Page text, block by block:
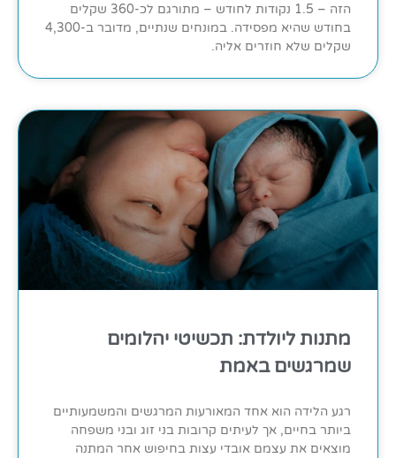
הזה – 1.5 נקודות לחודש – מתורגם לכ-360 שקלים
בחודש שהיא מפסידה. במונחים שנתיים, מדובר ב-4,300
שקלים שלא חוזרים אליה.
מתנות ליולדת: תכשיטי יהלומים
שמרגשים באמת
רגע הלידה הוא אחד המאורעות המרגשים והמשמעותיים
ביותר בחיים, אך לעיתים קרובות בני זוג ובני משפחה
מוצאים את עצמם אובדי עצות בחיפוש אחר המתנה